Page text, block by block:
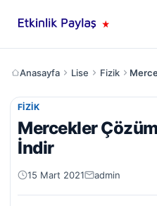
Anasayfa Lise Fizik
FIZIK
Mercekler
İndir
15 Mart 2021 admin